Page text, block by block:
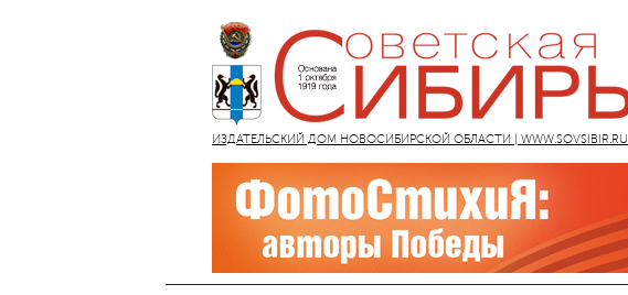
ИЗДАТЕЛЬСКИЙ ДОМ НОВОСИБИРСКОЙ ОБЛАСТИ | WWW.SOVSIBIR.RU